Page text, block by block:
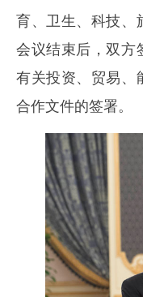
育、卫生、科技、
会议结束后，双方
有关投资、贸易、
合作文件的签署。